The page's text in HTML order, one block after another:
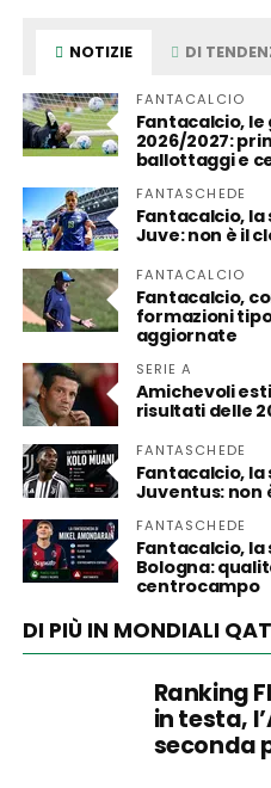
NOTIZIE DI
FANTACALCIO
Fantacalcio,
2026/2027:
ballottaggi e
FANTASCHEDE
Fantacalcio,
Juve: non è il
FANTACALCIO
Fantacalcio,
formazioni
aggiornate
SERIE A
Amichevoli
risultati delle
FANTASCHEDE
Fantacalcio, la
Juventus: non
FANTASCHEDE
Fantacalcio,
Bologna:
centrocampo
DI PIÙ IN MONDIALI
Ranking
in testa,
seconda